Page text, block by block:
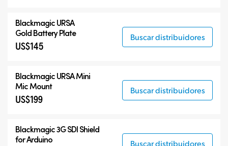
Blackmagic URSA
Gold Battery Plate
US$145
Buscar distribuidores
Blackmagic URSA Mini
Mic Mount
US$199
Buscar distribuidores
Blackmagic 3G SDI Shield
for Arduino
Buscar distribuidores